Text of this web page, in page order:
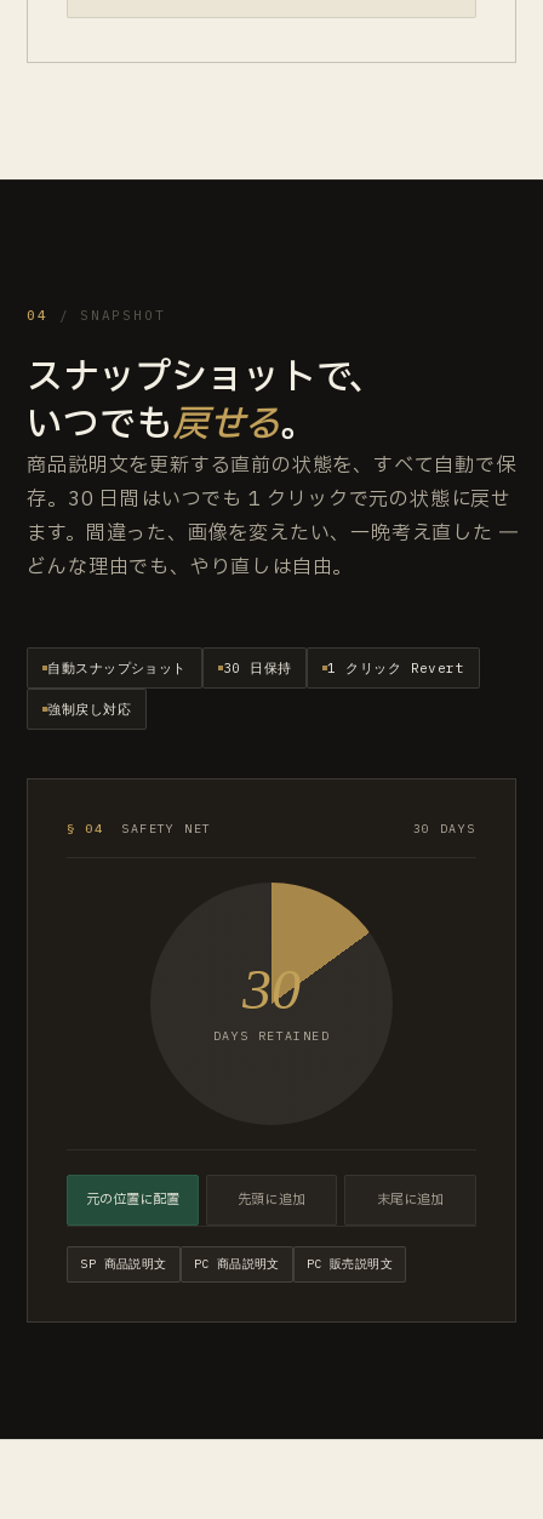
04 / SNAPSHOT
スナップショットで、
いつでも戻せる。
商品説明文を更新する直前の状態を、すべて自動で保
存。30 日間はいつでも 1 クリックで元の状態に戻せ
ます。間違った、画像を変えたい、一晩考え直した ──
どんな理由でも、やり直しは自由。
自動スナップショット 30 日保持 1 クリック Revert
強制戻し対応
§ 04 SAFETY NET 30 DAYS
30
DAYS RETAINED
元の位置に配置 先頭に追加 末尾に追加
SP 商品説明文 PC 商品説明文 PC 販売説明文